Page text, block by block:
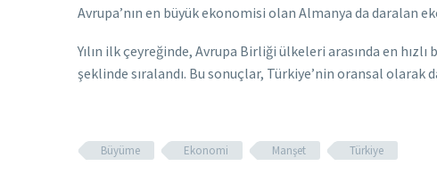
Avrupa’nın en büyük ekonomisi olan Almanya da daralan
Yılın ilk çeyreğinde, Avrupa Birliği ülkeleri arasında en
şeklinde sıralandı. Bu sonuçlar, Türkiye’nin oransal olarak
Büyüme Ekonomi Manşet Türkiye